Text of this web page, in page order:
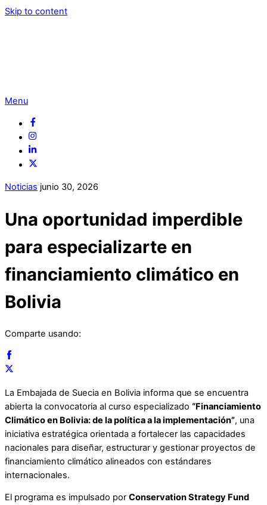
Skip to content
Menu
Noticias junio 30, 2026
Una oportunidad imperdible
para especializarte en
financiamiento climático en
Bolivia
Comparte usando:
La Embajada de Suecia en Bolivia informa que se encuentra
abierta la convocatoria al curso especializado “Financiamiento
Climático en Bolivia: de la política a la implementación”, una
iniciativa estratégica orientada a fortalecer las capacidades
nacionales para diseñar, estructurar y gestionar proyectos de
financiamiento climático alineados con estándares
internacionales.
El programa es impulsado por Conservation Strategy Fund